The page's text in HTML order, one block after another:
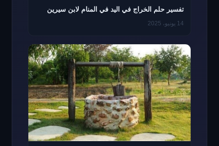
تفسير حلم الخراج في اليد في المنام لابن سيرين
14 يونيو، 2025